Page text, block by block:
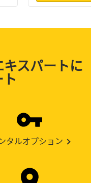
スパートに
タルオプション